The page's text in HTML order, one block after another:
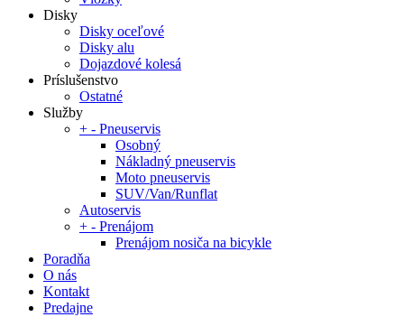
Disky
Disky oceľové
Disky alu
Dojazdové kolesá
Príslušenstvo
Ostatné
Služby
+ - Pneuservis
Osobný
Nákladný pneuservis
Moto pneuservis
SUV/Van/Runflat
Autoservis
+ - Prenájom
Prenájom nosiča na bicykle
Poradňa
O nás
Kontakt
Predajne